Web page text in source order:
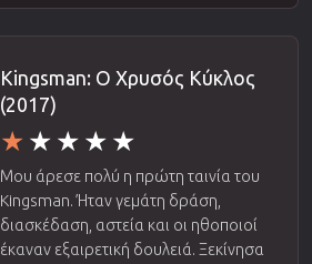
Kingsman: Ο Χρυσός Κύκλος
(2017)
Μου άρεσε πολύ η πρώτη ταινία του
Kingsman. Ήταν γεμάτη δράση,
διασκέδαση, αστεία και οι ηθοποιοί
έκαναν εξαιρετική δουλειά. Ξεκίνησα